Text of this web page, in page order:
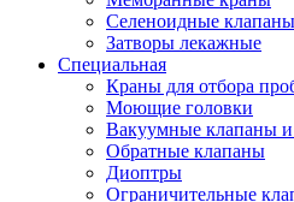
Селеноидные клапаны
Затворы лекажные
Специальная
Краны для отбора
Моющие головки
Вакуумные клапаны
Обратные клапаны
Диоптры
Ограничительные